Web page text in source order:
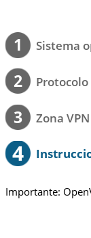
1 Sistema
2 Protocolo
3 Zona VPN
4
Importante: